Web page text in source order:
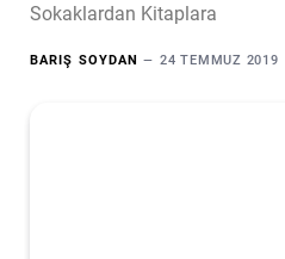
Sokaklardan Kitaplara
BARIŞ SOYDAN 24 TEMMUZ 2019